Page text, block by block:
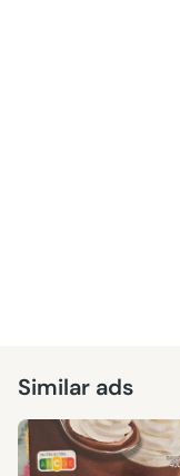
Similar ads